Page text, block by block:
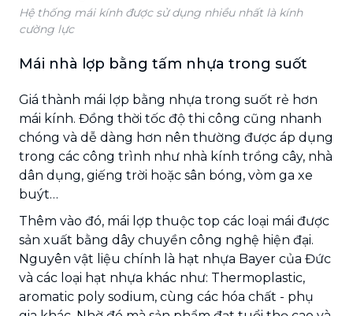
Hệ thống mái kính được sử dụng nhiều nhất là kính
cường lực
Mái nhà lợp bằng tấm nhựa trong suốt
Giá thành mái lợp bằng nhựa trong suốt rẻ hơn
mái kính. Đồng thời tốc độ thi công cũng nhanh
chóng và dễ dàng hơn nên thường được áp dụng
trong các công trình như nhà kính trồng cây, nhà
dân dụng, giếng trời hoặc sân bóng, vòm ga xe
buýt…
Thêm vào đó, mái lợp thuộc top các loại mái được
sản xuất bằng dây chuyền công nghệ hiện đại.
Nguyên vật liệu chính là hạt nhựa Bayer của Đức
và các loại hạt nhựa khác như: Thermoplastic,
aromatic poly sodium, cùng các hóa chất - phụ